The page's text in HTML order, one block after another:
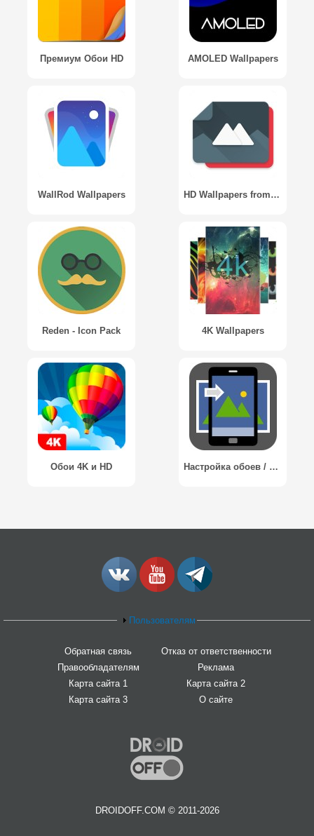
Премиум Обои HD AMOLED Wallpapers
WallRod Wallpapers HD Wallpapers from WallR
Reden - Icon Pack 4K Wallpapers
Обои 4K и HD Настройка обоев / Wallpaper Setter
Пользователям
Обратная связь
Отказ от ответственности
Правообладателям
Реклама
Карта сайта 1
Карта сайта 2
Карта сайта 3
О сайте
DROIDOFF.COM © 2011-2026